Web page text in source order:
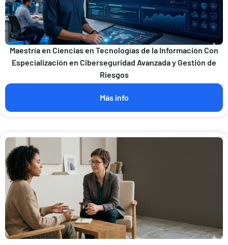
Maestría en Ciencias en Tecnologías de la Información Con
Especialización en Ciberseguridad Avanzada y Gestión de
Riesgos
Más info